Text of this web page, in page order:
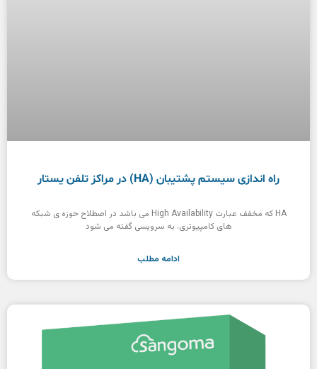
راه اندازی سیستم پشتیبان (HA) در مراکز تلفن یستار
HA که مخفف عبارت High Availability می باشد در اصطلاح حوزه ی شبکه
های کامپیوتری، به سرویسی گفته می شود
ادامه مطلب